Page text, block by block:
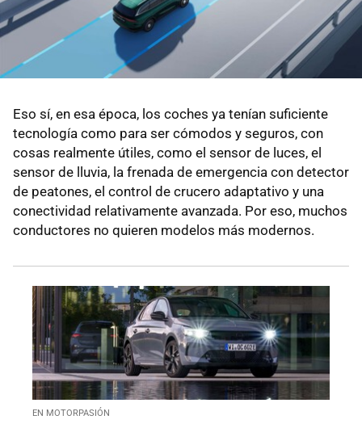
Eso sí, en esa época, los coches ya tenían suficiente
tecnología como para ser cómodos y seguros, con
cosas realmente útiles, como el sensor de luces, el
sensor de lluvia, la frenada de emergencia con detector
de peatones, el control de crucero adaptativo y una
conectividad relativamente avanzada. Por eso, muchos
conductores no quieren modelos más modernos.
EN MOTORPASIÓN